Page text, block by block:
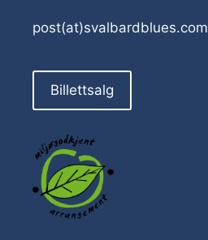
post(at)svalbardblues.com
Billettsalg